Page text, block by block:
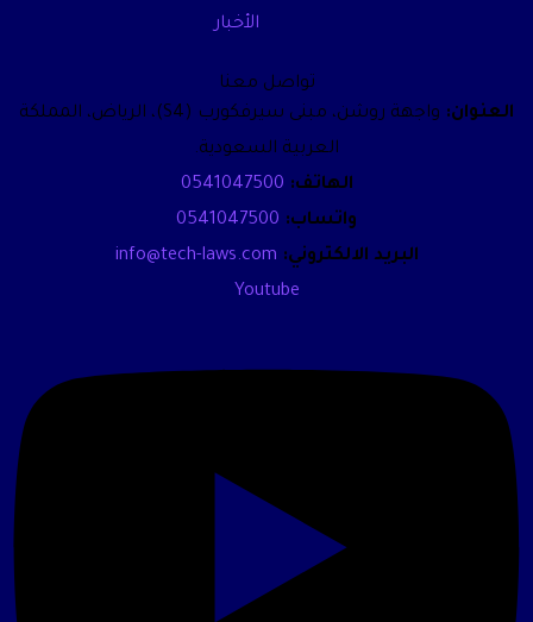
الأخبار
تواصل معنا
العنوان:
واجهة روشن، مبنى سيرفكورب (S4)، الرياض، المملكة
العربية السعودية.
الهاتف: 0541047500
واتساب: 0541047500
البريد الالكتروني: info@tech-laws.com
Youtube